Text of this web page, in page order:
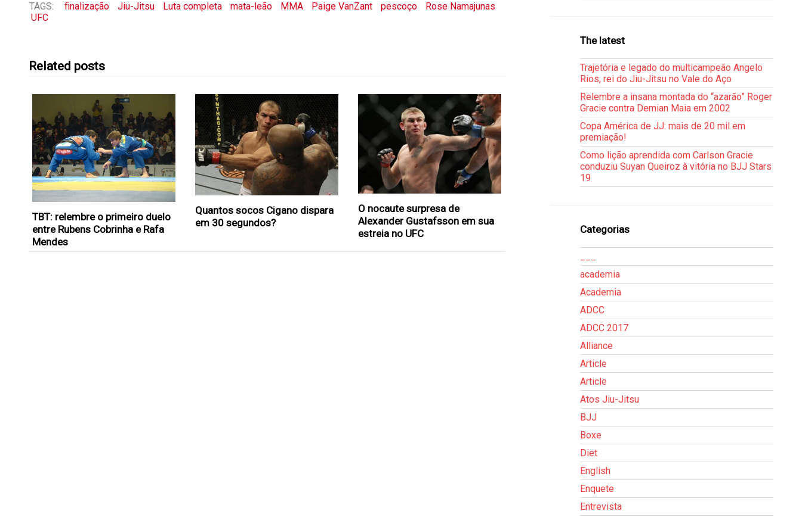
TAGS: finalização Jiu-Jitsu Luta completa mata-leão MMA Paige VanZant pescoço
Rose Namajunas
UFC
Related posts
TBT: relembre o primeiro duelo
entre Rubens Cobrinha e Rafa
Mendes
Quantos socos Cigano dispara
em 30 segundos?
O nocaute surpresa de
Alexander Gustafsson em sua
estreia no UFC
The latest
Trajetória e legado do multicampeão Angelo
Rios, rei do Jiu-Jitsu no Vale do Aço
Relembre a insana montada do “azarão” Roger
Gracie contra Demian Maia em 2002
Copa América de JJ: mais de 20 mil em
premiação!
Como lição aprendida com Carlson Gracie
conduziu Suyan Queiroz à vitória no BJJ Stars
19
Categorias
academia
Academia
ADCC
ADCC 2017
Alliance
Article
Article
Atos Jiu-Jitsu
BJJ
Boxe
Diet
English
Enquete
Entrevista